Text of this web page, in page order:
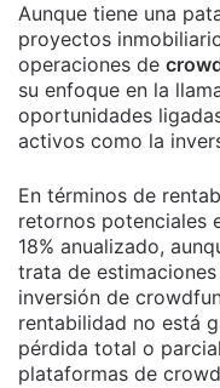
Aunque tiene una
proyectos
operaciones de
su enfoque en la
oportunidades
activos como la
En términos de
retornos potenciales
18% anualizado,
trata de
inversión de
rentabilidad no está
pérdida total o
plataformas de